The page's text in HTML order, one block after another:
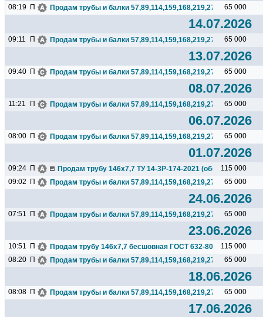
08:19 П Продам трубы и балки 65 000
14.07.2026
09:11 П Продам трубы и балки 65 000
13.07.2026
09:40 П Продам трубы и балки 65 000
08.07.2026
11:21 П Продам трубы и балки 65 000
06.07.2026
08:00 П Продам трубы и балки 65 000
01.07.2026
09:24 П Продам трубу 146х7,7 ТУ 14-3Р-174-2021 (обсадная),
115 000
09:02
П Продам трубы и балки 65 000
24.06.2026
07:51 П Продам трубы и балки 65 000
23.06.2026
10:51 П Продам трубу 146х7,7 бесшовная ГОСТ 632-80(обсадная),
115 000
08:20 П Продам трубы и балки 65 000
18.06.2026
08:08 П Продам трубы и балки 65 000
17.06.2026